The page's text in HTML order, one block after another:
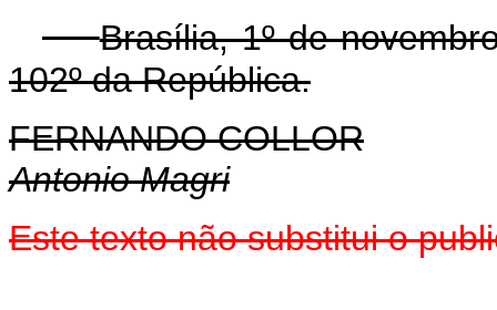
Brasília, 1º de
102º da República.
FERNANDO COLLOR
Antonio Magri
Este texto não substitui o